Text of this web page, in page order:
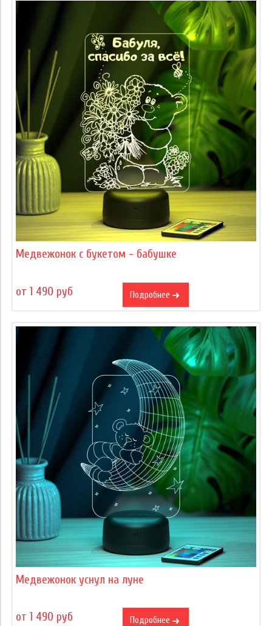
Медвежонок с букетом - бабушке
от 1 490 руб Подробнее
Медвежонок уснул на луне
от 1 490 руб Подробнее